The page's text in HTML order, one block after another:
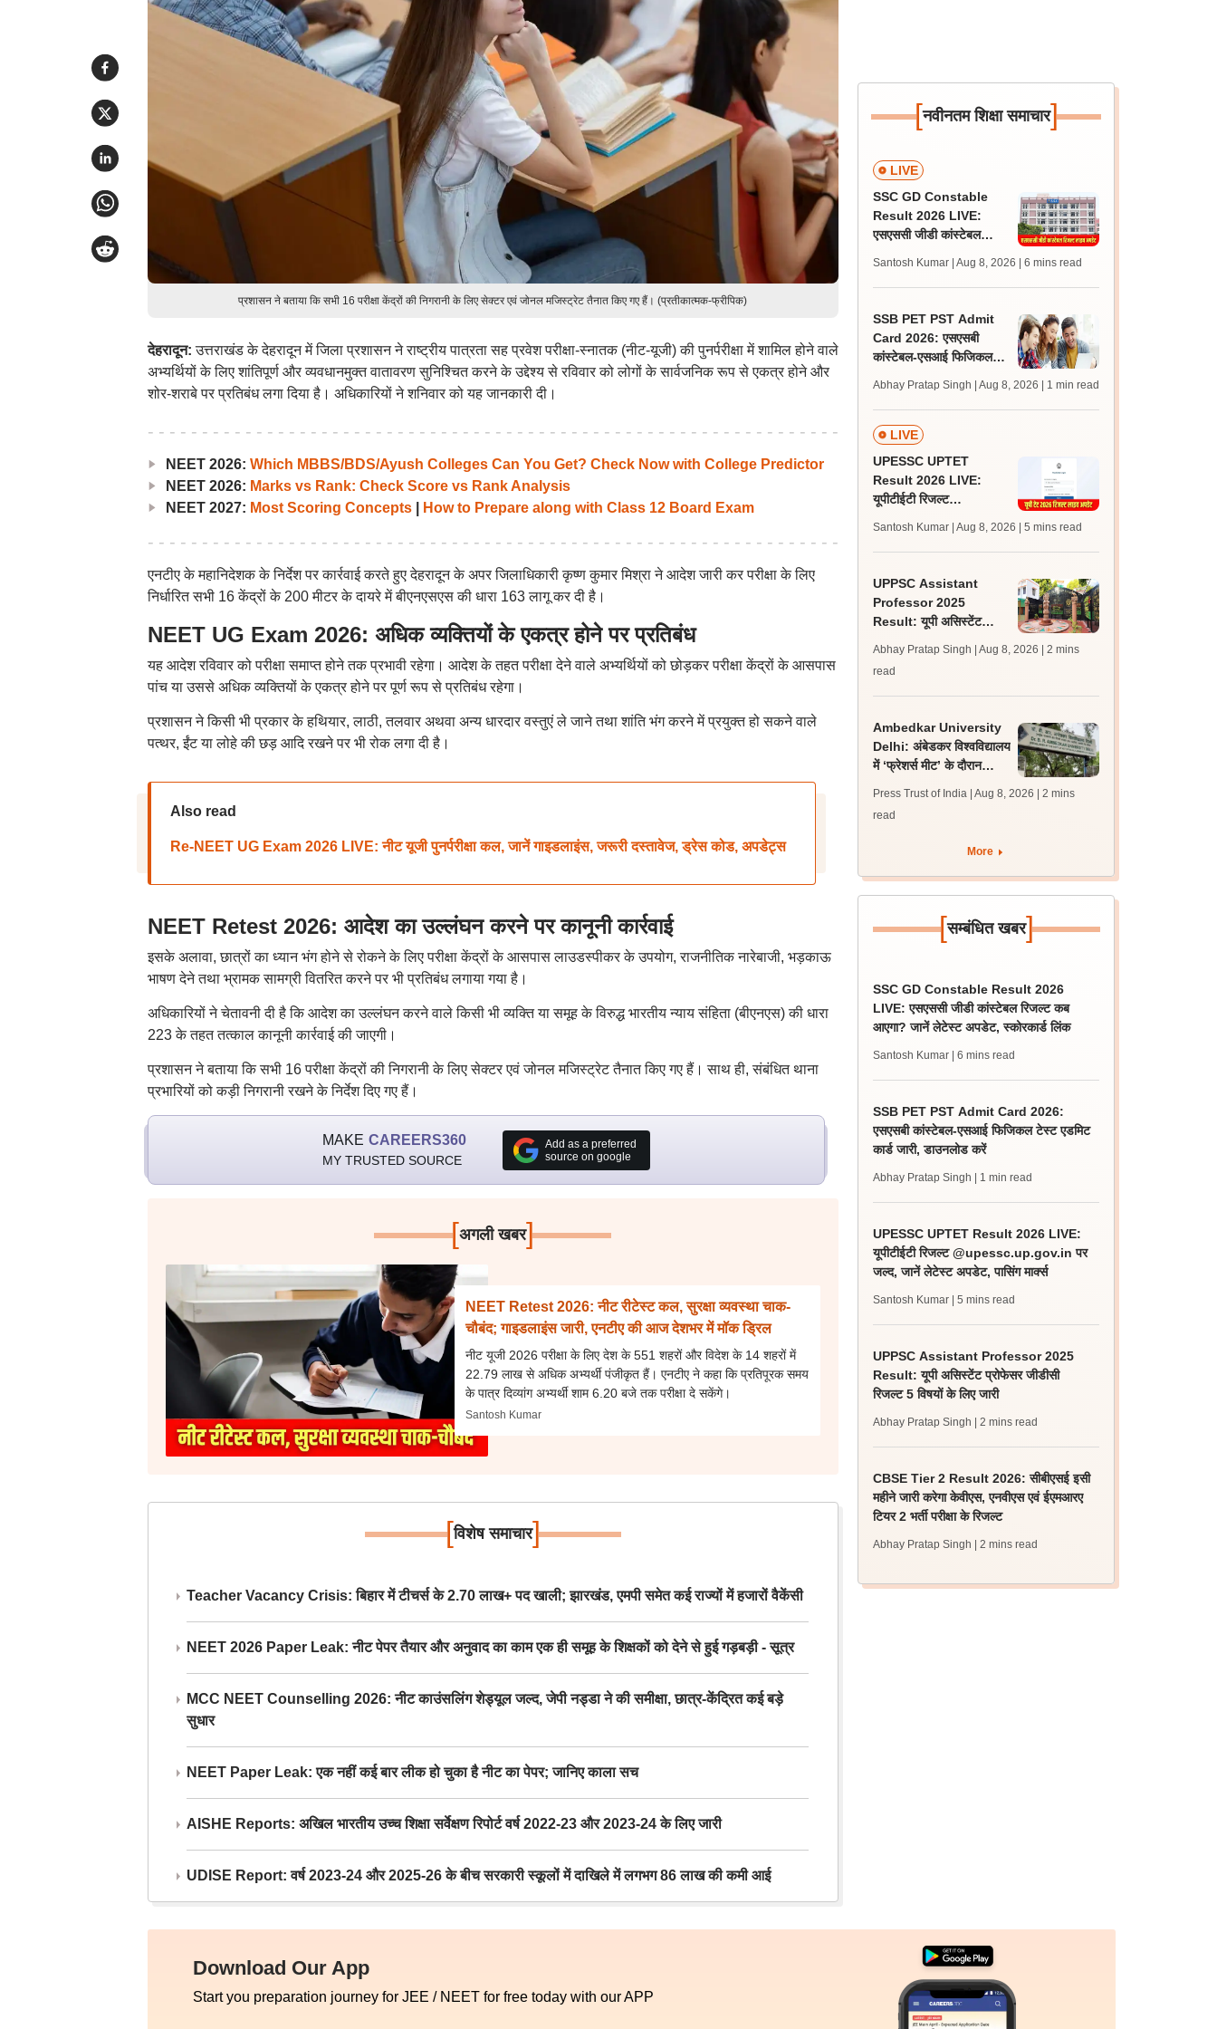
प्रशासन ने बताया कि सभी 16 परीक्षा केंद्रों की निगरानी के लिए सेक्टर एवं जोनल मजिस्ट्रेट तैनात किए गए हैं। (प्रतीकात्मक-फ्रीपिक)
देहरादून: उत्तराखंड के देहरादून में जिला प्रशासन ने राष्ट्रीय पात्रता सह प्रवेश परीक्षा-स्नातक (नीट-यूजी) की पुनर्परीक्षा में शामिल होने वाले
अभ्यर्थियों के लिए शांतिपूर्ण और व्यवधानमुक्त वातावरण सुनिश्चित करने के उद्देश्य से रविवार को लोगों के सार्वजनिक रूप से एकत्र होने और
शोर-शराबे पर प्रतिबंध लगा दिया है। अधिकारियों ने शनिवार को यह जानकारी दी।
NEET 2026: Which MBBS/BDS/Ayush Colleges Can You Get? Check Now with College Predictor
NEET 2026: Marks vs Rank: Check Score vs Rank Analysis
NEET 2027: Most Scoring Concepts| How to Prepare along with Class 12 Board Exam
एनटीए के महानिदेशक के निर्देश पर कार्रवाई करते हुए देहरादून के अपर जिलाधिकारी कृष्ण कुमार मिश्रा ने आदेश जारी कर परीक्षा के लिए
निर्धारित सभी 16 केंद्रों के 200 मीटर के दायरे में बीएनएसएस की धारा 163 लागू कर दी है।
NEET UG Exam 2026: अधिक व्यक्तियों के एकत्र होने पर प्रतिबंध
यह आदेश रविवार को परीक्षा समाप्त होने तक प्रभावी रहेगा। आदेश के तहत परीक्षा देने वाले अभ्यर्थियों को छोड़कर परीक्षा केंद्रों के आसपास
पांच या उससे अधिक व्यक्तियों के एकत्र होने पर पूर्ण रूप से प्रतिबंध रहेगा।
प्रशासन ने किसी भी प्रकार के हथियार, लाठी, तलवार अथवा अन्य धारदार वस्तुएं ले जाने तथा शांति भंग करने में प्रयुक्त हो सकने वाले
पत्थर, ईंट या लोहे की छड़ आदि रखने पर भी रोक लगा दी है।
Also read
Re-NEET UG Exam 2026 LIVE: नीट यूजी पुनर्परीक्षा कल, जानें गाइडलाइंस, जरूरी दस्तावेज, ड्रेस कोड, अपडेट्स
NEET Retest 2026: आदेश का उल्लंघन करने पर कानूनी कार्रवाई
इसके अलावा, छात्रों का ध्यान भंग होने से रोकने के लिए परीक्षा केंद्रों के आसपास लाउडस्पीकर के उपयोग, राजनीतिक नारेबाजी, भड़काऊ
भाषण देने तथा भ्रामक सामग्री वितरित करने पर भी प्रतिबंध लगाया गया है।
अधिकारियों ने चेतावनी दी है कि आदेश का उल्लंघन करने वाले किसी भी व्यक्ति या समूह के विरुद्ध भारतीय न्याय संहिता (बीएनएस) की धारा
223 के तहत तत्काल कानूनी कार्रवाई की जाएगी।
प्रशासन ने बताया कि सभी 16 परीक्षा केंद्रों की निगरानी के लिए सेक्टर एवं जोनल मजिस्ट्रेट तैनात किए गए हैं। साथ ही, संबंधित थाना
प्रभारियों को कड़ी निगरानी रखने के निर्देश दिए गए हैं।
MAKE CAREERS360
MY TRUSTED SOURCE
Add as a preferred
source on google
[अगली खबर]
NEET Retest 2026: नीट रीटेस्ट कल, सुरक्षा व्यवस्था चाक-
चौबंद; गाइडलाइंस जारी, एनटीए की आज देशभर में मॉक ड्रिल
नीट यूजी 2026 परीक्षा के लिए देश के 551 शहरों और विदेश के 14 शहरों में
22.79 लाख से अधिक अभ्यर्थी पंजीकृत हैं। एनटीए ने कहा कि प्रतिपूरक समय
के पात्र दिव्यांग अभ्यर्थी शाम 6.20 बजे तक परीक्षा दे सकेंगे।
Santosh Kumar
[विशेष समाचार]
Teacher Vacancy Crisis: बिहार में टीचर्स के 2.70 लाख+ पद खाली; झारखंड, एमपी समेत कई राज्यों में हजारों वैकेंसी
NEET 2026 Paper Leak: नीट पेपर तैयार और अनुवाद का काम एक ही समूह के शिक्षकों को देने से हुई गड़बड़ी - सूत्र
MCC NEET Counselling 2026: नीट काउंसलिंग शेड्यूल जल्द, जेपी नड्डा ने की समीक्षा, छात्र-केंद्रित कई बड़े
सुधार
NEET Paper Leak: एक नहीं कई बार लीक हो चुका है नीट का पेपर; जानिए काला सच
AISHE Reports: अखिल भारतीय उच्च शिक्षा सर्वेक्षण रिपोर्ट वर्ष 2022-23 और 2023-24 के लिए जारी
UDISE Report: वर्ष 2023-24 और 2025-26 के बीच सरकारी स्कूलों में दाखिले में लगभग 86 लाख की कमी आई
[नवीनतम शिक्षा समाचार]
LIVE
SSC GD Constable
Result 2026 LIVE:
एसएससी जीडी कांस्टेबल
लेटेस्ट अपडेट, स्कोरकार्ड लिंक
Santosh Kumar | Aug 8, 2026 | 6 mins read
SSB PET PST Admit
Card 2026: एसएसबी
कांस्टेबल-एसआई फिजिकल
डाउनलोड करें
Abhay Pratap Singh | Aug 8, 2026 | 1 min read
LIVE
UPESSC UPTET
Result 2026 LIVE:
यूपीटीईटी रिजल्ट
जल्द, जानें लेटेस्ट अपडेट,
पासिंग मार्क्स
Santosh Kumar | Aug 8, 2026 | 5 mins read
UPPSC Assistant
Professor 2025
Result: यूपी असिस्टेंट
विषयों के लिए जारी
Abhay Pratap Singh | Aug 8, 2026
| 2 mins
read
Ambedkar University
Delhi: अंबेडकर विश्वविद्यालय
में ‘फ्रेशर्स मीट’ के दौरान
Press Trust of India | Aug 8, 2026
| 2 mins
read
More
[सम्बंधित खबर]
SSC GD Constable Result 2026
LIVE: एसएससी जीडी कांस्टेबल रिजल्ट कब
आएगा? जानें लेटेस्ट अपडेट, स्कोरकार्ड लिंक
Santosh Kumar | 6 mins read
SSB PET PST Admit Card 2026:
एसएसबी कांस्टेबल-एसआई फिजिकल टेस्ट एडमिट
कार्ड जारी, डाउनलोड करें
Abhay Pratap Singh | 1 min read
UPESSC UPTET Result 2026 LIVE:
यूपीटीईटी रिजल्ट @upessc.up.gov.in पर
जल्द, जानें लेटेस्ट अपडेट, पासिंग मार्क्स
Santosh Kumar | 5 mins read
UPPSC Assistant Professor 2025
Result: यूपी असिस्टेंट प्रोफेसर जीडीसी
रिजल्ट 5 विषयों के लिए जारी
Abhay Pratap Singh | 2 mins read
CBSE Tier 2 Result 2026: सीबीएसई इसी
महीने जारी करेगा केवीएस, एनवीएस एवं ईएमआरए
टियर 2 भर्ती परीक्षा के रिजल्ट
Abhay Pratap Singh | 2 mins read
Download Our App
Start you preparation journey for JEE / NEET for free today with our APP